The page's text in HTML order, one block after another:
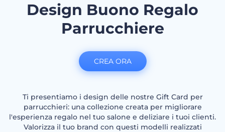
Design Buono Regalo
Parrucchiere
Ti presentiamo i design delle nostre Gift Card per
parrucchieri: una collezione creata per migliorare
l'esperienza regalo nel tuo salone e deliziare i tuoi clienti.
Valorizza il tuo brand con questi modelli realizzati
CREA ORA